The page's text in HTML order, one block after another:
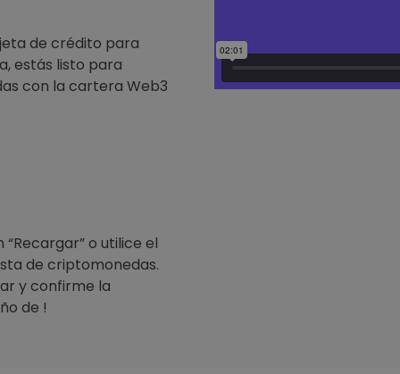
de crédito para
estás listo para
con la cartera Web3
o utilice el
de criptomonedas.
y confirme la
de !